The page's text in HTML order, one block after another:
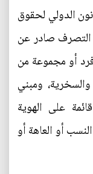
الدولي لحقوق
التصرف صادر عن
أو مجموعة من
والسخرية، ومبني
على الهوية
أو العاهة أو